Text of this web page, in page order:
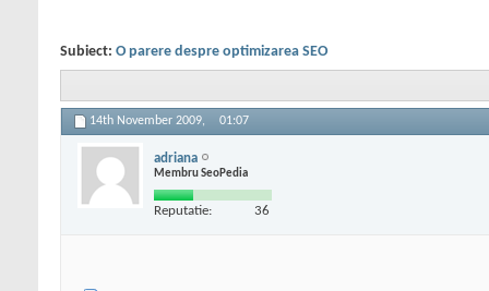
Subiect: O parere despre optimizarea SEO
14th November 2009, 01:07
adriana
Membru SeoPedia
Reputatie: 36